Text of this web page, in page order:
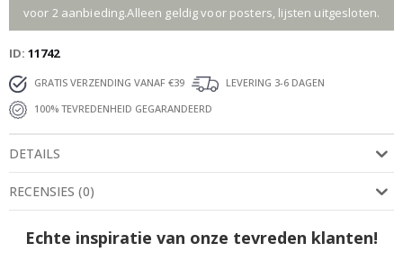
voor 2 aanbieding.Alleen geldig voor posters, lijsten uitgesloten.
ID 11742
GRATIS VERZENDING VANAF €39
LEVERING 3-6 DAGEN
100% TEVREDENHEID GEGARANDEERD
DETAILS
RECENSIES (0)
Echte inspiratie van onze tevreden klanten!